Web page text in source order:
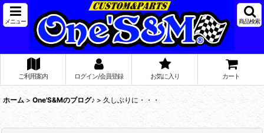
メニュー 商品検索
ご利用案内 ログイン/会員登録 お気に入り カート
ホーム > One'S&Mのブログ♪ > 久しぶりに・・・